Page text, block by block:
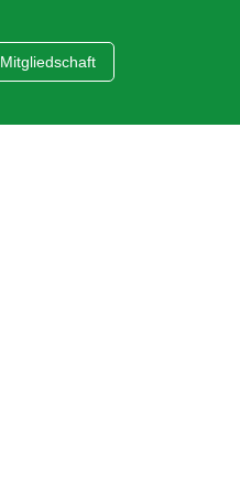
Mitgliedschaft